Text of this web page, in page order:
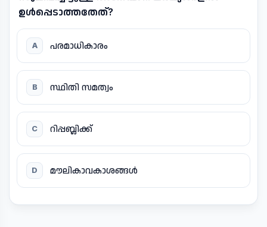
ഉൾപ്പെടാത്തതേത്?
A പരമാധികാരം
B സ്ഥിതി സമത്വം
C റിപ്പബ്ലിക്ക്
D മൗലികാവകാശങ്ങൾ